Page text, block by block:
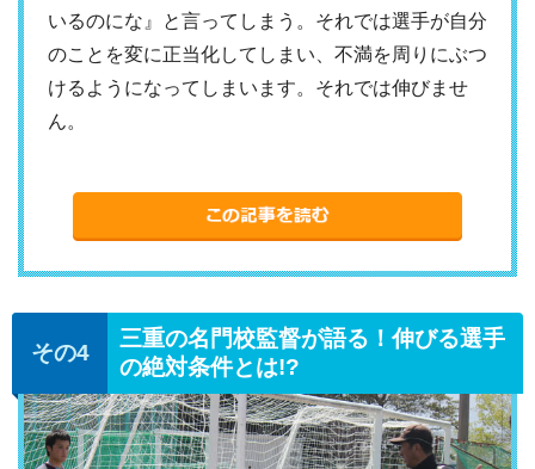
いるのにな』と言ってしまう。それでは選手が自分
のことを変に正当化してしまい、不満を周りにぶつ
けるようになってしまいます。それでは伸びませ
ん。
三重の名門校監督が語る！伸びる選手
の絶対条件とは!?